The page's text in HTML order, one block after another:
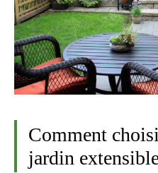
Comment
jardin